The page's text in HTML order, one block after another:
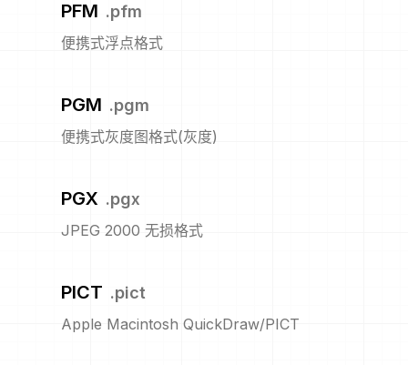
PFM .pfm
便携式浮点格式
PGM .pgm
便携式灰度图格式(灰度)
PGX .pgx
JPEG 2000 无损格式
PICT .pict
Apple Macintosh QuickDraw/PICT